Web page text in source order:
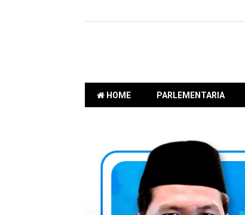
HOME PARLEMENTARIA